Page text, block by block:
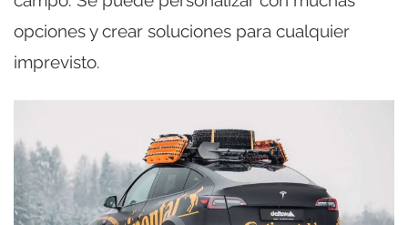
opciones y crear soluciones para cualquier
imprevisto.